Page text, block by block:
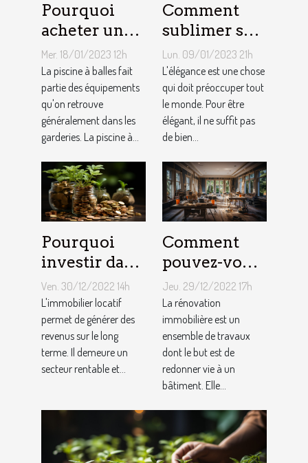
Pourquoi
acheter une
piscine à
balles à son
bébé ?
Mer. 18/01/2023 12h
La piscine à balles fait
partie des équipements
qu'on retrouve
généralement dans les
garderies. La piscine à...
Comment
sublimer ses
ongles ?
Lun. 09/01/2023 21h
L'élégance est une chose
qui doit préoccuper tout
le monde. Pour être
élégant, il ne suffit pas
de bien...
Pourquoi
investir dans
l'immobilier
?
Ven. 30/12/2022 14h
L'immobilier locatif
permet de générer des
revenus sur le long
terme. Il demeure un
secteur rentable et...
Comment
pouvez-vous
faire une
rénovation
immobilière
?
Jeu. 29/12/2022 17h
La rénovation
immobilière est un
ensemble de travaux
dont le but est de
redonner vie à un
bâtiment. Elle...